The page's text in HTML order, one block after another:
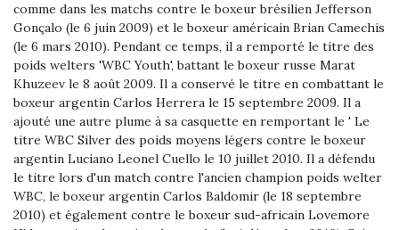
comme dans les matchs contre le boxeur brésilien Jefferson
Gonçalo (le 6 juin 2009) et le boxeur américain Brian Camechis
(le 6 mars 2010). Pendant ce temps, il a remporté le titre des
poids welters 'WBC Youth', battant le boxeur russe Marat
Khuzeev le 8 août 2009. Il a conservé le titre en combattant le
boxeur argentin Carlos Herrera le 15 septembre 2009. Il a
ajouté une autre plume à sa casquette en remportant le ' Le
titre WBC Silver des poids moyens légers contre le boxeur
argentin Luciano Leonel Cuello le 10 juillet 2010. Il a défendu
le titre lors d'un match contre l'ancien champion poids welter
WBC, le boxeur argentin Carlos Baldomir (le 18 septembre
2010) et également contre le boxeur sud-africain Lovemore